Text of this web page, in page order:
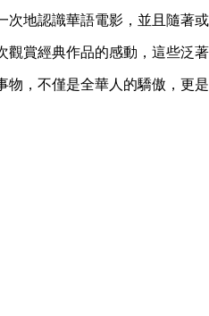
次地認識華語電影，並且隨著或
觀賞經典作品的感動，這些泛著
物，不僅是全華人的驕傲，更是